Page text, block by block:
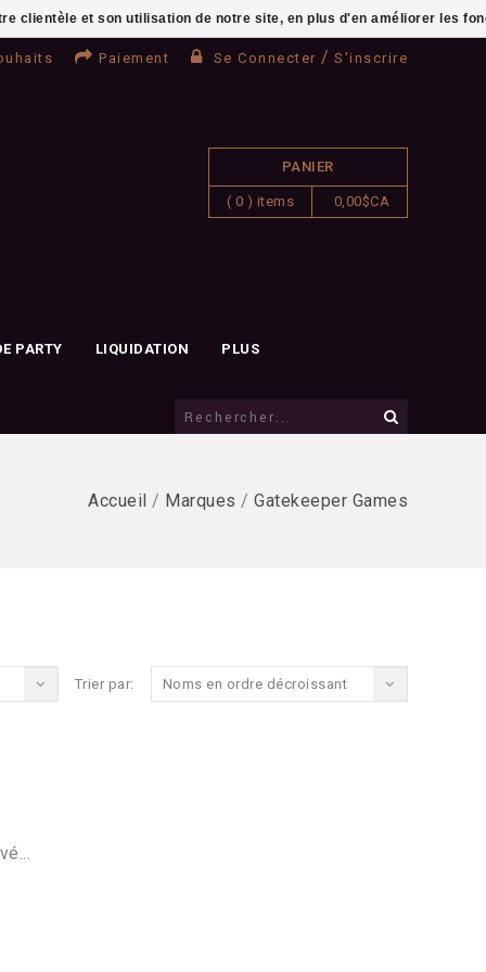
Paiement Se Connecter / S'inscrire
PANIER
( 0 ) items 0,00$CA
PARTY LIQUIDATION PLUS
Accueil / Marques / Gatekeeper Games
Trier par: Noms en ordre décroissant
clientèle et son utilisation de notre site, en plus d'en améliorer les